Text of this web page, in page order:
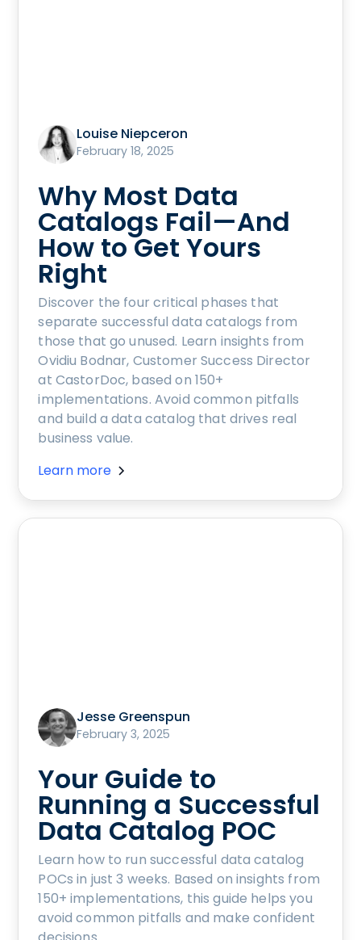
Louise Niepceron
February 18, 2025
Why Most Data
Catalogs Fail—And
How to Get Yours
Right
Discover the four critical phases that
separate successful data catalogs from
those that go unused. Learn insights from
Ovidiu Bodnar, Customer Success Director
at CastorDoc, based on 150+
implementations. Avoid common pitfalls
and build a data catalog that drives real
business value.
Learn more
Jesse Greenspun
February 3, 2025
Your Guide to
Running a Successful
Data Catalog POC
Learn how to run successful data catalog
POCs in just 3 weeks. Based on insights from
150+ implementations, this guide helps you
avoid common pitfalls and make confident